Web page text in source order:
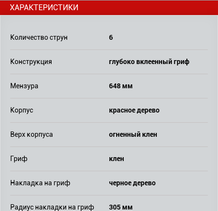
ХАРАКТЕРИСТИКИ
Количество струн 6
Конструкция глубоко вклеенный гриф
Мензура 648 мм
Корпус красное дерево
Верх корпуса огненный клен
Гриф клен
Накладка на гриф черное дерево
Радиус накладки на гриф 305 мм